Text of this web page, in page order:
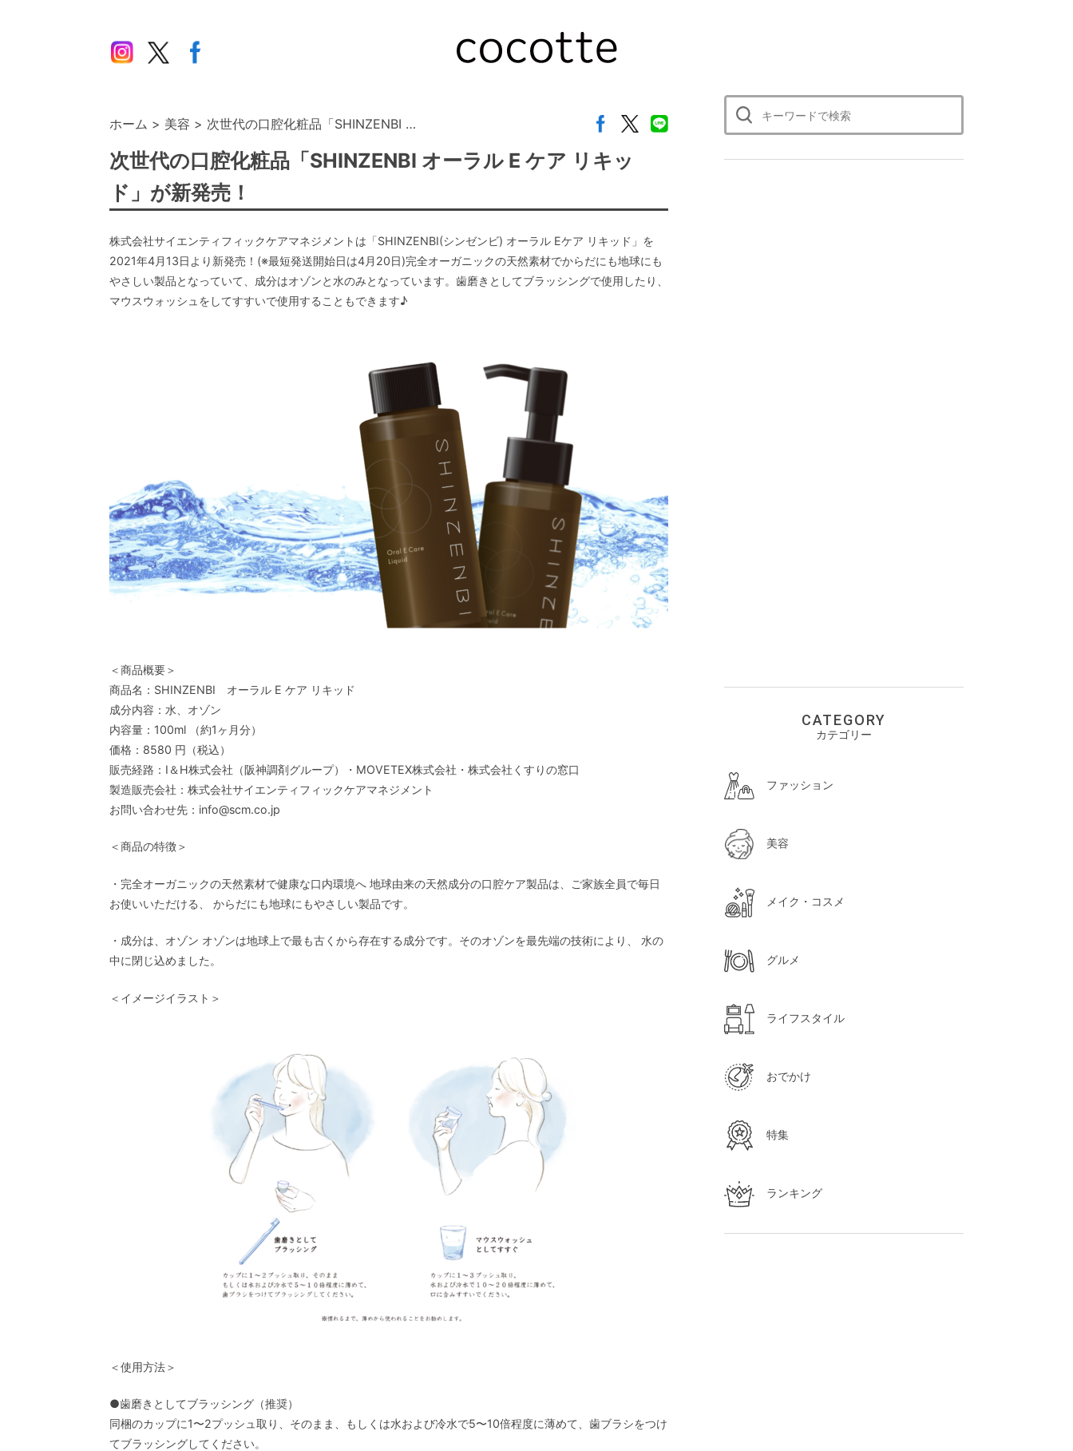
ホーム 美容 次世代の口腔化粧品「SHINZENBI …
次世代の口腔化粧品「SHINZENBI オーラル E ケア リキッ
ド」が新発売！
株式会社サイエンティフィックケアマネジメントは「SHINZENBI(シンゼンビ) オーラル Eケア リキッド」を
2021年4月13日より新発売！(※最短発送開始日は4月20日)完全オーガニックの天然素材でからだにも地球にも
やさしい製品となっていて、成分はオゾンと水のみとなっています。歯磨きとしてブラッシングで使用したり、
マウスウォッシュをしてすすいで使用することもできます♪
＜商品概要＞
商品名：SHINZENBI オーラル E ケア リキッド
成分内容：水、オゾン
内容量：100ml （約1ヶ月分）
価格：8580 円（税込）
販売経路：I＆H株式会社（阪神調剤グループ）・MOVETEX株式会社・株式会社くすりの窓口
製造販売会社：株式会社サイエンティフィックケアマネジメント
お問い合わせ先：info@scm.co.jp
＜商品の特徴＞
・完全オーガニックの天然素材で健康な口内環境へ 地球由来の天然成分の口腔ケア製品は、ご家族全員で毎日
お使いいただける、 からだにも地球にもやさしい製品です。
・成分は、オゾン オゾンは地球上で最も古くから存在する成分です。そのオゾンを最先端の技術により、 水の
中に閉じ込めました。
＜イメージイラスト＞
＜使用方法＞
●歯磨きとしてブラッシング（推奨）
同梱のカップに1〜2プッシュ取り、そのまま、もしくは水および冷水で5〜10倍程度に薄めて、歯ブラシをつけ
てブラッシングしてください。
CATEGORY
カテゴリー
ファッション
美容
メイク・コスメ
グルメ
ライフスタイル
おでかけ
特集
ランキング